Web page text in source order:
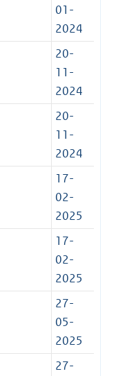
01-
2024
20-
11-
2024
20-
11-
2024
17-
02-
2025
17-
02-
2025
27-
05-
2025
27-